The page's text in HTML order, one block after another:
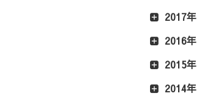
2017年
2016年
2015年
2014年